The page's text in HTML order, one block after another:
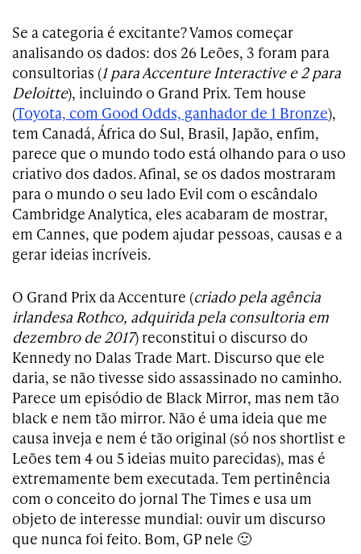
Se a categoria é excitante? Vamos começar
analisando os dados: dos 26 Leões, 3 foram para
consultorias (1 para Accenture Interactive e 2 para
Deloitte), incluindo o Grand Prix. Tem house
(Toyota, com Good Odds, ganhador de 1 Bronze),
tem Canadá, África do Sul, Brasil, Japão, enfim,
parece que o mundo todo está olhando para o uso
criativo dos dados. Afinal, se os dados mostraram
para o mundo o seu lado Evil com o escândalo
Cambridge Analytica, eles acabaram de mostrar,
em Cannes, que podem ajudar pessoas, causas e a
gerar ideias incríveis.
O Grand Prix da Accenture (criado pela agência
irlandesa Rothco, adquirida pela consultoria em
dezembro de 2017) reconstitui o discurso do
Kennedy no Dalas Trade Mart. Discurso que ele
daria, se não tivesse sido assassinado no caminho.
Parece um episódio de Black Mirror, mas nem tão
black e nem tão mirror. Não é uma ideia que me
causa inveja e nem é tão original (só nos shortlist e
Leões tem 4 ou 5 ideias muito parecidas), mas é
extremamente bem executada. Tem pertinência
com o conceito do jornal The Times e usa um
objeto de interesse mundial: ouvir um discurso
que nunca foi feito. Bom, GP nele 🙂